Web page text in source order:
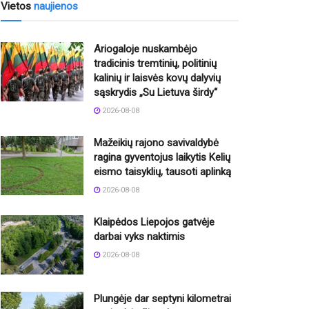
Vietos naujienos
Ariogaloje nuskambėjo
tradicinis tremtinių, politinių
kalinių ir laisvės kovų dalyvių
sąskrydis „Su Lietuva širdy“
2026-08-08
Mažeikių rajono savivaldybė
ragina gyventojus laikytis Kelių
eismo taisyklių, tausoti aplinką
2026-08-08
Klaipėdos Liepojos gatvėje
darbai vyks naktimis
2026-08-08
Plungėje dar septyni kilometrai